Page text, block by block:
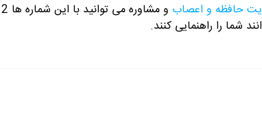
حافظه و اعصاب و مشاوره می توانید با این شماره ها 09358343612 / 02165389693
شما را راهنمایی کنند.